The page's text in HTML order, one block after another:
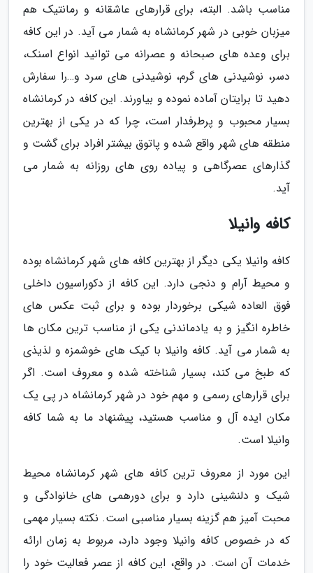
مناسب باشد. البته، برای قرارهای عاشقانه و رمانتیک هم
میزبان خوبی در شهر کرمانشاه به شمار می آید. در این کافه
برای وعده های صبحانه و عصرانه می توانید انواع اسنک،
دسر، نوشیدنی های گرم، نوشیدنی های سرد و…را سفارش
دهید تا برایتان آماده نموده و بیاورند. این کافه در کرمانشاه
بسیار محبوب و پرطرفدار است، چرا که در یکی از بهترین
منطقه های شهر واقع شده و پاتوق بیشتر افراد برای گشت و
گذارهای عصرگاهی و پیاده روی های روزانه به شمار می
آید.
کافه وانیلا
کافه وانیلا یکی دیگر از بهترین کافه های شهر کرمانشاه بوده
و محیط آرام و دنجی دارد. این کافه از دکوراسیون داخلی
فوق العاده شیکی برخوردار بوده و برای ثبت عکس های
خاطره انگیز و به یادماندنی یکی از مناسب ترین مکان ها
به شمار می آید. کافه وانیلا با کیک های خوشمزه و لذیذی
که طبخ می کند، بسیار شناخته شده و معروف است. اگر
برای قرارهای رسمی و مهم خود در شهر کرمانشاه در پی یک
مکان ایده آل و مناسب هستید، پیشنهاد ما به شما کافه
وانیلا است.
این مورد از معروف ترین کافه های شهر کرمانشاه محیط
شیک و دلنشینی دارد و برای دورهمی های خانوادگی و
محبت آمیز هم گزینه بسیار مناسبی است. نکته بسیار مهمی
که در خصوص کافه وانیلا وجود دارد، مربوط به زمان ارائه
خدمات آن است. در واقع، این کافه از عصر فعالیت خود را